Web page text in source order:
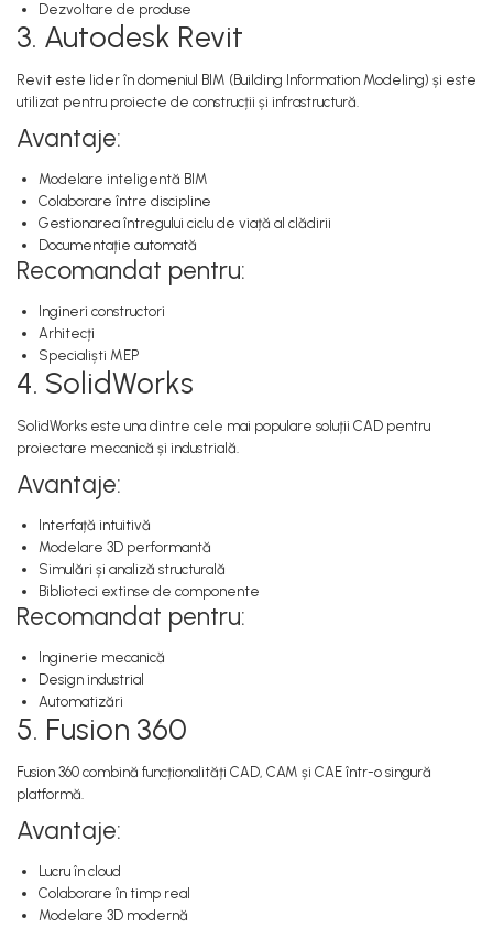
Dezvoltare de produse
3. Autodesk Revit
Revit este lider în domeniul BIM (Building Information Modeling) și este
utilizat pentru proiecte de construcții și infrastructură.
Avantaje:
Modelare inteligentă BIM
Colaborare între discipline
Gestionarea întregului ciclu de viață al clădirii
Documentație automată
Recomandat pentru:
Ingineri constructori
Arhitecți
Specialiști MEP
4. SolidWorks
SolidWorks este una dintre cele mai populare soluții CAD pentru
proiectare mecanică și industrială.
Avantaje:
Interfață intuitivă
Modelare 3D performantă
Simulări și analiză structurală
Biblioteci extinse de componente
Recomandat pentru:
Inginerie mecanică
Design industrial
Automatizări
5. Fusion 360
Fusion 360 combină funcționalități CAD, CAM și CAE într-o singură
platformă.
Avantaje:
Lucru în cloud
Colaborare în timp real
Modelare 3D modernă